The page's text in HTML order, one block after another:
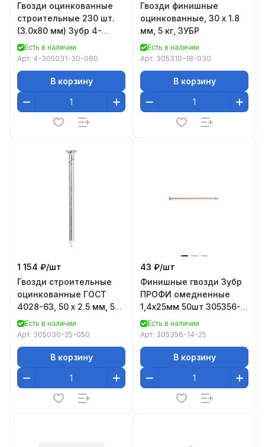
Гвозди оцинкованные
строительные 230 шт.
(3.0х80 мм) Зубр 4-
305031-30-080
Есть в наличии
Арт. 4-305031-30-080
В корзину
Гвозди финишные
оцинкованные, 30 х 1.8
мм, 5 кг, ЗУБР
Есть в наличии
Арт. 305310-18-030
В корзину
1 154 ₽/шт
Гвозди строительные
оцинкованные ГОСТ
4028-63, 50 х 2.5 мм, 5
кг, ЗУБР
Есть в наличии
Арт. 305030-25-050
В корзину
43 ₽/шт
Финишные гвозди Зубр
ПРОФИ омедненные
1,4х25мм 50шт 305356-
14-25
Есть в наличии
Арт. 305356-14-25
В корзину